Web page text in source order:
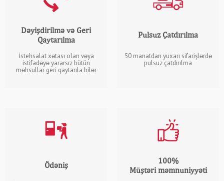
Dəyişdirilmə və Geri
Qaytarılma
İstehsalat xətası olan vəya
istifadəyə yararsız bütün
məhsullar geri qaytarıla bilər
Pulsuz Çatdırılma
50 manatdan yuxarı sifarişlərdə
pulsuz çatdırılma
Ödəniş
100%
Müştəri məmnuniyyəti